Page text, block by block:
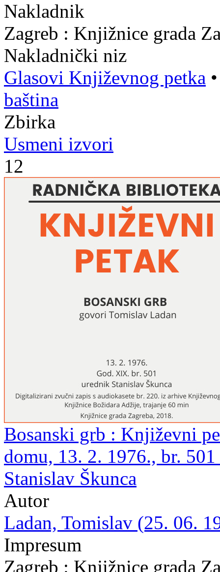
Nakladnik
Zagreb : Knjižnice grada
Nakladnički niz
Glasovi Književnog petka
baština
Zbirka
Usmeni izvori
12
Bosanski grb : Književni
domu, 13. 2. 1976., br.
Stanislav Škunca
Autor
Ladan, Tomislav (25. 06.
Impresum
Zagreb : Knjižnice grada